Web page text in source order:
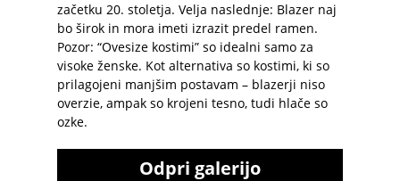
začetku 20. stoletja. Velja naslednje: Blazer naj
bo širok in mora imeti izrazit predel ramen.
Pozor: “Ovesize kostimi” so idealni samo za
visoke ženske. Kot alternativa so kostimi, ki so
prilagojeni manjšim postavam – blazerji niso
overzie, ampak so krojeni tesno, tudi hlače so
ozke.
Odpri galerijo